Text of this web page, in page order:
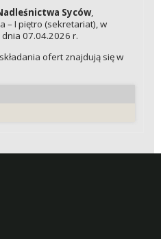
Syców,
– I piętro (sekretariat), w
07.04.2026 r.
ofert znajdują się w